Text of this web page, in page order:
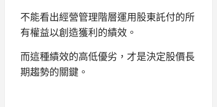
不能看出經營管理階層運用股東託付的所
有權益以創造獲利的績效。
而這種績效的高低優劣，才是決定股價長
期趨勢的關鍵。